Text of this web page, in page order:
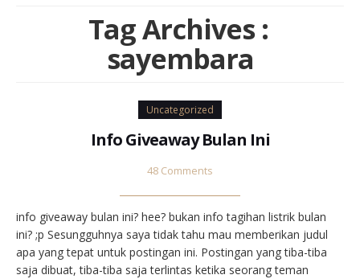
Tag Archives :
sayembara
Uncategorized
Info Giveaway Bulan Ini
48 Comments
info giveaway bulan ini? hee? bukan info tagihan listrik bulan
ini? ;p Sesungguhnya saya tidak tahu mau memberikan judul
apa yang tepat untuk postingan ini. Postingan yang tiba-tiba
saja dibuat, tiba-tiba saja terlintas ketika seorang teman